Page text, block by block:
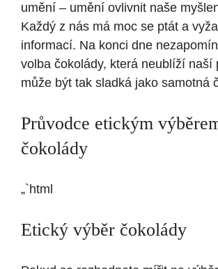
umění – umění ovlivnit naše
Každý z nás má moc se ptát a
informací. Na konci dne
volba čokolády, která neublíží naší
může být tak sladká jako samotná
Průvodce etickým
čokolády
„`html
Etický výběr čokolády